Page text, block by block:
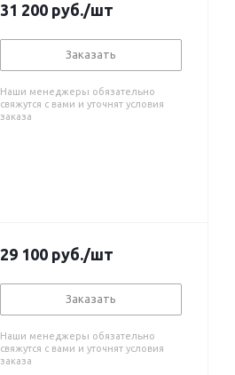
31 200 руб./шт
Заказать
Наши менеджеры обязательно
свяжутся с вами и уточнят условия
заказа
29 100 руб./шт
Заказать
Наши менеджеры обязательно
свяжутся с вами и уточнят условия
заказа